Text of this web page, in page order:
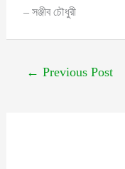
– সঞ্জীব চৌধুরী
← Previous Post